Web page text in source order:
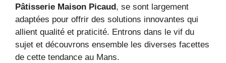
Pâtisserie Maison Picaud , se sont largement
adaptées pour offrir des solutions innovantes qui
allient qualité et praticité. Entrons dans le vif du
sujet et découvrons ensemble les diverses facettes
de cette tendance au Mans.